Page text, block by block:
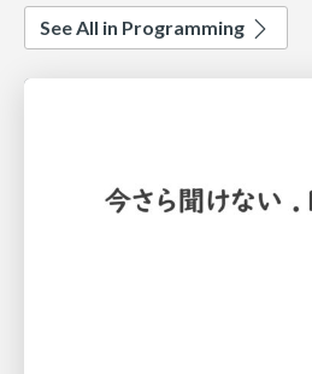
See All in Programming